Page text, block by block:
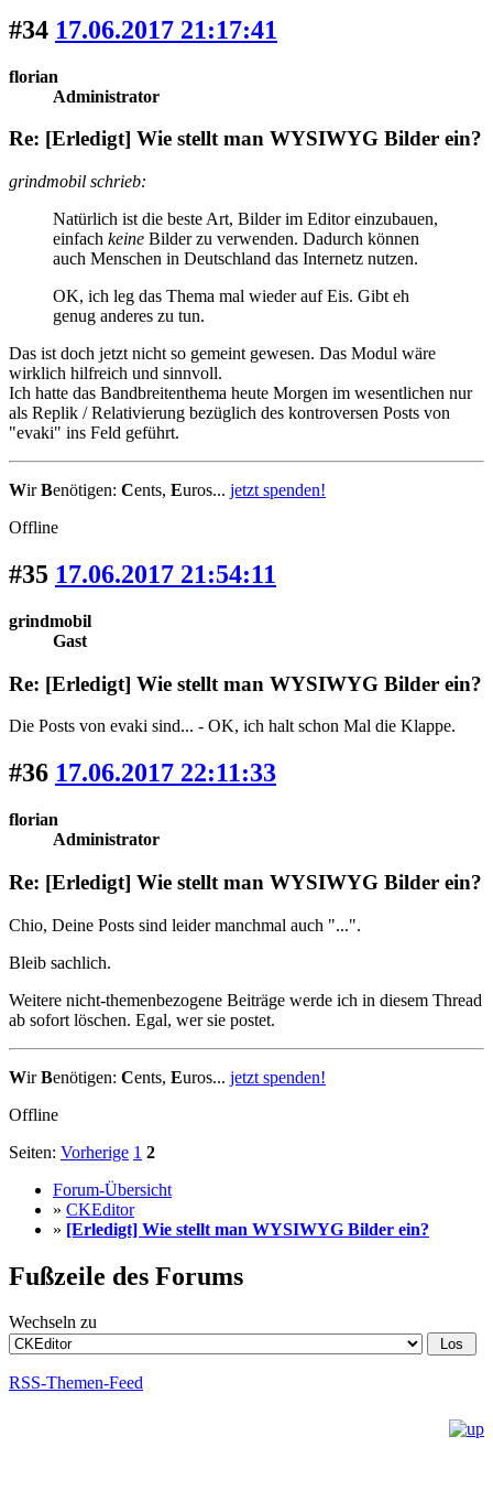
#34 17.06.2017 21:17:41
florian
Administrator
Re: [Erledigt] Wie stellt man WYSIWYG Bilder ein?
grindmobil schrieb:
Natürlich ist die beste Art, Bilder im Editor einzubauen,
einfach keine Bilder zu verwenden. Dadurch können
auch Menschen in Deutschland das Internetz nutzen.
OK, ich leg das Thema mal wieder auf Eis. Gibt eh
genug anderes zu tun.
Das ist doch jetzt nicht so gemeint gewesen. Das Modul wäre
wirklich hilfreich und sinnvoll.
Ich hatte das Bandbreitenthema heute Morgen im wesentlichen nur
als Replik / Relativierung bezüglich des kontroversen Posts von
"evaki" ins Feld geführt.
WirBenötigen: Cents, Euros... jetzt spenden!
Offline
#35 17.06.2017 21:54:11
grindmobil
Gast
Re: [Erledigt] Wie stellt man WYSIWYG Bilder ein?
Die Posts von evaki sind... - OK, ich halt schon Mal die Klappe.
#36 17.06.2017 22:11:33
florian
Administrator
Re: [Erledigt] Wie stellt man WYSIWYG Bilder ein?
Chio, Deine Posts sind leider manchmal auch "...".
Bleib sachlich.
Weitere nicht-themenbezogene Beiträge werde ich in diesem Thread
ab sofort löschen. Egal, wer sie postet.
WirBenötigen: Cents, Euros... jetzt spenden!
Offline
Seiten: Vorherige 1 2
Forum-Übersicht
» CKEditor
» [Erledigt] Wie stellt man WYSIWYG Bilder ein?
Fußzeile des Forums
Wechseln zu
RSS-Themen-Feed